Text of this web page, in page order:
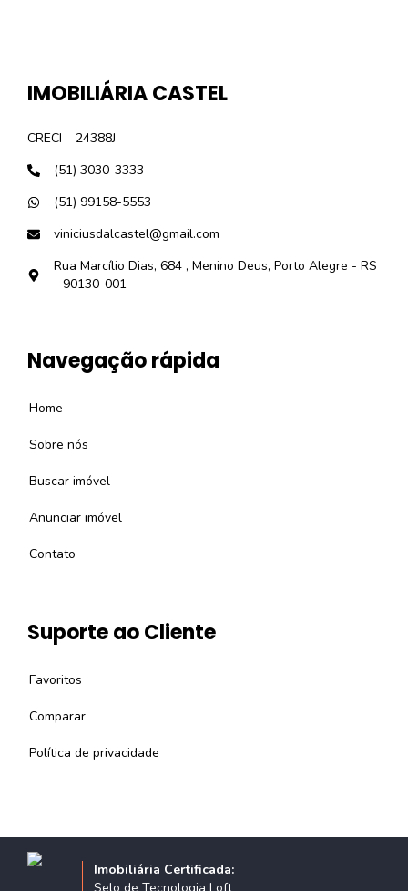
IMOBILIÁRIA CASTEL
CRECI
24388J
(51) 3030-3333
(51) 99158-5553
viniciusdalcastel@gmail.com
Rua Marcílio Dias, 684 , Menino Deus, Porto Alegre - RS
- 90130-001
Navegação rápida
Home
Sobre nós
Buscar imóvel
Anunciar imóvel
Contato
Suporte ao Cliente
Favoritos
Comparar
Política de privacidade
Imobiliária Certificada: